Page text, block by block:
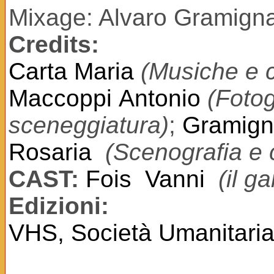
Mixage: Alvaro
Credits:
Carta Maria (Musiche e
Maccoppi Antonio
sceneggiatura);
Rosaria (Scenografia e
CAST: Fois Vanni
(il
Edizioni:
VHS, Società